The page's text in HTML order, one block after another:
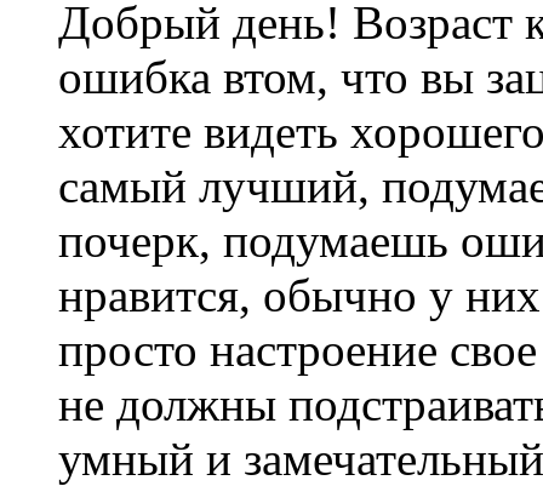
Добрый день! Возраст
ошибка втом, что вы
хотите видеть
самый лучший,
почерк, подумаешь
нравится, обычно у
просто настроение
не должны
умный и